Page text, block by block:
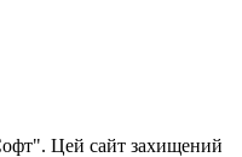
Цей сайт захищений